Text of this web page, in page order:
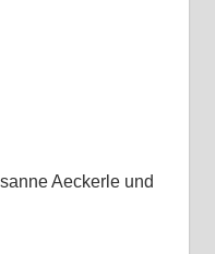
Aeckerle und